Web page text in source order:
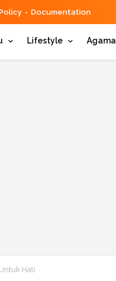
Documentation
Lifestyle Agama
Hati